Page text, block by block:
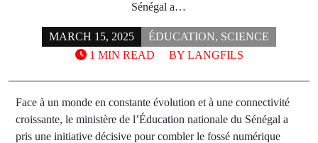
Sénégal a…
MARCH 15, 2025 ÉDUCATION, SCIENCE
BY LANGFILS
1 MIN READ
Face à un monde en constante évolution et à une connectivité
croissante, le ministère de l’Éducation nationale du Sénégal a
pris une initiative décisive pour combler le fossé numérique